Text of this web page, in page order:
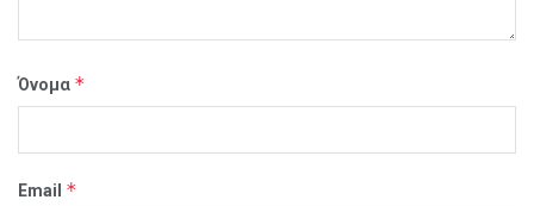
Όνομα *
Email *